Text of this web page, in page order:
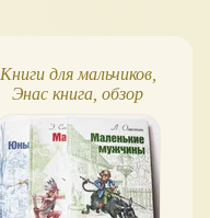
Книги для мальчиков,
Энас книга, обзор